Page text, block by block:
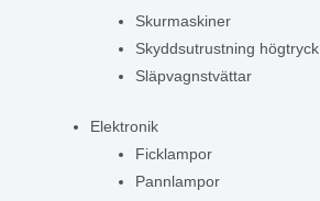
Skurmaskiner
Skyddsutrustning högtryck
Släpvagnstvättar
Elektronik
Ficklampor
Pannlampor